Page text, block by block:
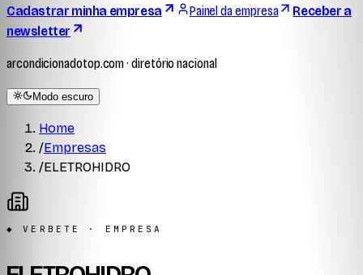
Cadastrar minha empresa
Painel da empresa
Receber a
newsletter
arcondicionadotop.com · diretório nacional
Modo escuro
Home
/Empresas
/ELETROHIDRO
◆ VERBETE · EMPRESA